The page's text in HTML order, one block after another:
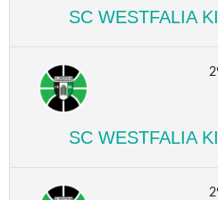
SC WESTFALIA
SC WESTFALIA